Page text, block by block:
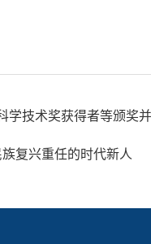
学技术奖获得者等颁奖
复兴重任的时代新人